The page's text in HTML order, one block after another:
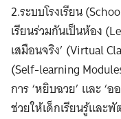
2.ระบบโรงเรียน
เรียนร่วมกันเป็นห้อง
เสมือนจริง’ (Virtual
(Self-learning
การ ‘หยิบฉวย’ และ ‘
ช่วยให้เด็กเรียนรู้และ